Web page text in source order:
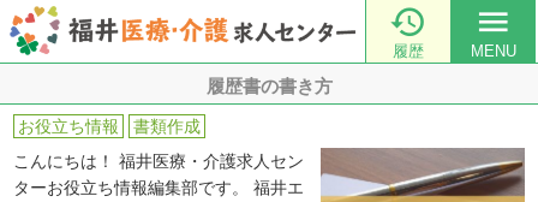

履歴
menu
MENU
履歴書の書き方
お役立ち情報
書類作成
こんにちは！ 福井医療・介護求人セン
ターお役立ち情報編集部です。 福井エ